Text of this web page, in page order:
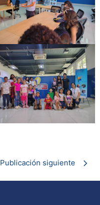
Publicación siguiente